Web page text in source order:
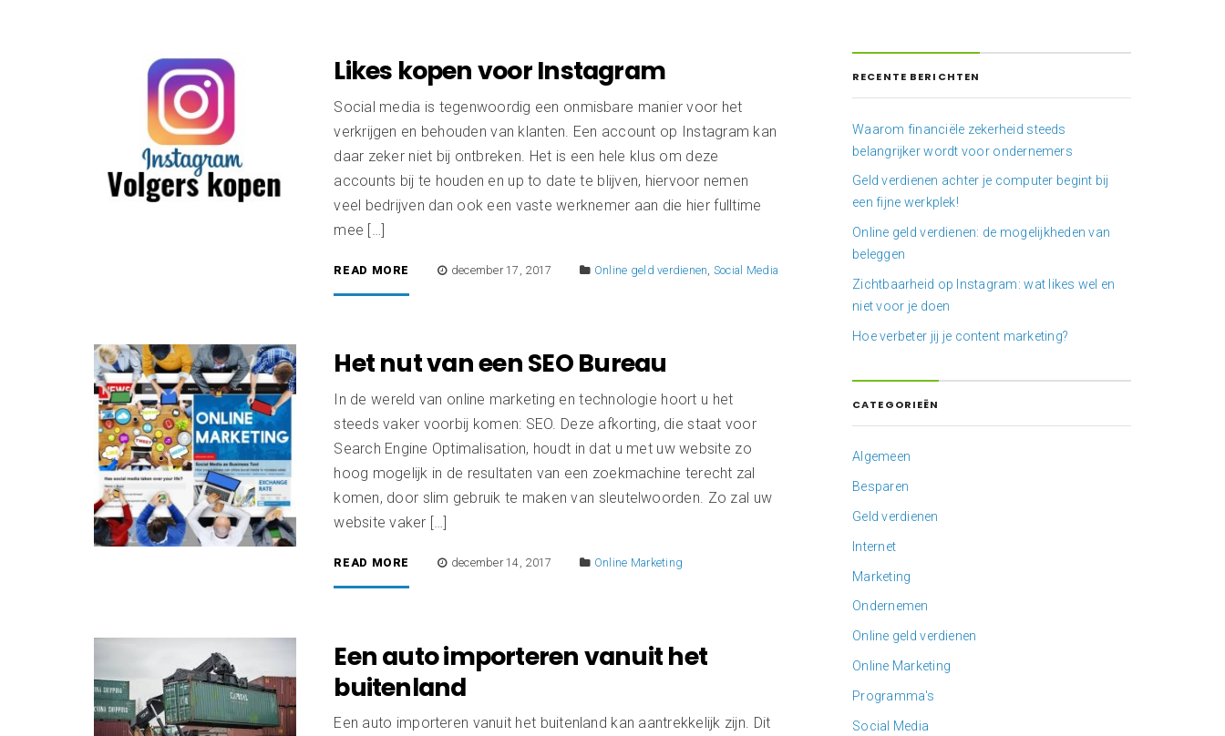
Likes kopen voor Instagram
Social media is tegenwoordig een onmisbare manier voor het
verkrijgen en behouden van klanten. Een account op Instagram kan
daar zeker niet bij ontbreken. Het is een hele klus om deze
accounts bij te houden en up to date te blijven, hiervoor nemen
veel bedrijven dan ook een vaste werknemer aan die hier fulltime
mee […]
READ MORE december 17, 2017 Online geld verdienen Social Media
Het nut van een SEO Bureau
In de wereld van online marketing en technologie hoort u het
steeds vaker voorbij komen: SEO. Deze afkorting, die staat voor
Search Engine Optimalisation, houdt in dat u met uw website zo
hoog mogelijk in de resultaten van een zoekmachine terecht zal
komen, door slim gebruik te maken van sleutelwoorden. Zo zal uw
website vaker […]
READ MORE december 14, 2017 Online Marketing
Een auto importeren vanuit het
buitenland
Een auto importeren vanuit het buitenland kan aantrekkelijk zijn. Dit
RECENTE BERICHTEN
Waarom financiële zekerheid steeds
belangrijker wordt voor ondernemers
Geld verdienen achter je computer begint bij
een fijne werkplek!
Online geld verdienen: de mogelijkheden van
beleggen
Zichtbaarheid op Instagram: wat likes wel en
niet voor je doen
Hoe verbeter jij je content marketing?
CATEGORIEËN
Algemeen
Besparen
Geld verdienen
Internet
Marketing
Ondernemen
Online geld verdienen
Online Marketing
Programma's
Social Media